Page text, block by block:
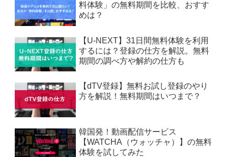
料体験」の無料期間を比較、おすす
めは？
【U-NEXT】31日間無料体験を利用
するには？登録の仕方を解説。無料
期間の調べ方や解約の仕方も
【dTV登録】無料お試し登録のやり
方を解説！無料期間はいつまで？
韓国発！動画配信サービス
【WATCHA（ウォッチャ）】の無料
体験を試してみた